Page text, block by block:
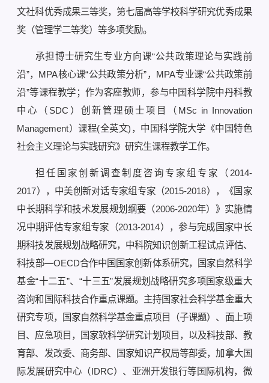
文社科优秀成果三等奖，第七届高等学校科学研究优秀成果
奖（管理学二等奖）等多项奖励。
承担博士研究生专业方向课“公共政策理论与实践前
沿”，MPA核心课“公共政策分析”，MPA专业课“公共政策前
沿”等课程教学；作为客座教师，参与中国科学院中丹科教
中心（SDC）创新管理硕士项目（MSc in Innovation
Management）课程(全英文)，中国科学院大学《中国特色
社会主义理论与实践研究》研究生课程教学工作。
担任国家创新调查制度咨询专家组专家（2014-
2017），中美创新对话专家组专家（2015-2018），《国家
中长期科学和技术发展规划纲要（2006-2020年）》实施情
况中期评估专家组专家（2013-2014），参与完成国家中长
期科技发展规划战略研究，中科院知识创新工程试点评估、
科技部—OECD合作中国国家创新体系研究，国家自然科学
基金“十二五”、“十三五”发展规划战略研究多项国家级重大
咨询和国际科技合作重点课题。主持国家社会科学基金重大
研究专项，国家自然科学基金重点项目（子课题）、面上项
目、应急项目，国家软科学研究计划项目，以及科技部、教
育部、发改委、商务部、国家知识产权局等部委，加拿大国
际发展研究中心（IDRC）、亚洲开发银行等国际机构，微